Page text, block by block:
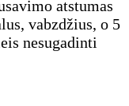
atstumas
vabzdžius, o 5
nesugadinti